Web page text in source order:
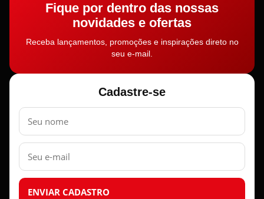
Fique por dentro das nossas
novidades e ofertas
Receba lançamentos, promoções e inspirações direto no
seu e-mail.
Cadastre-se
Nome
E-
mail
ENVIAR CADASTRO